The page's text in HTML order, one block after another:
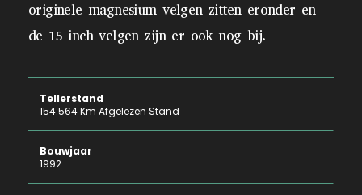
originele magnesium velgen zitten eronder en
de 15 inch velgen zijn er ook nog bij.
Tellerstand
154.564 Km Afgelezen Stand
Bouwjaar
1992